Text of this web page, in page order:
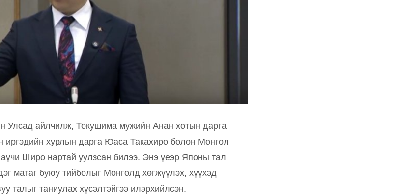
айлчилж, Токушима мужийн Анан хотын дарга
хурлын дарга Юаса Такахиро болон Монгол
Широ нартай уулзсан билээ. Энэ үеэр Японы тал
матаг буюу тийболыг Монголд хөгжүүлэх, хүүхэд
талыг таниулах хүсэлтэйгээ илэрхийлсэн.